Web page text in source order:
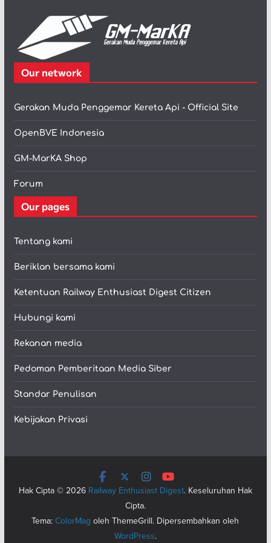
Our network
Gerakan Muda Penggemar Kereta Api - Official Site
OpenBVE Indonesia
GM-MarKA Shop
Forum
Our pages
Tentang kami
Beriklan bersama kami
Ketentuan Railway Enthusiast Digest Citizen
Hubungi kami
Rekanan media
Pedoman Pemberitaan Media Siber
Standar Penulisan
Kebijakan Privasi
Hak Cipta © 2026 Railway Enthusiast Digest. Keseluruhan Hak
Cipta.
Tema:ColorMag oleh ThemeGrill. Dipersembahkan oleh
WordPress.